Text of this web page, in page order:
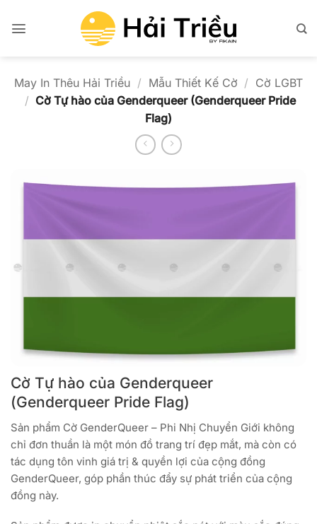
qua
May In Thêu Hải Triều / Mẫu Thiết Kế Cờ / Cờ LGBT
/ Cờ Tự hào của Genderqueer (Genderqueer Pride
Flag)
Cờ Tự hào của Genderqueer
(Genderqueer Pride Flag)
Sản phẩm Cờ GenderQueer – Phi Nhị Chuyển Giới không
chỉ đơn thuần là một món đồ trang trí đẹp mắt, mà còn có
tác dụng tôn vinh giá trị & quyền lợi của cộng đồng
GenderQueer, góp phần thúc đẩy sự phát triển của cộng
đồng này.